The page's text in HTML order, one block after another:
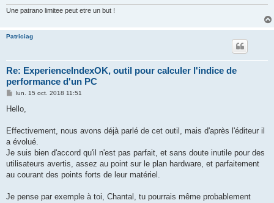
Une patrano limitee peut etre un but !
Patriciag
Re: ExperienceIndexOK, outil pour calculer l'indice de
performance d'un PC
M
s
g
lun. 15 oct. 2018 11:51
Hello,
Effectivement, nous avons déjà parlé de cet outil, mais d'après l'éditeur il
a évolué.
Je suis bien d'accord qu'il n'est pas parfait, et sans doute inutile pour des
utilisateurs avertis, assez au point sur le plan hardware, et parfaitement
au courant des points forts de leur matériel.
Je pense par exemple à toi, Chantal, tu pourrais même probablement